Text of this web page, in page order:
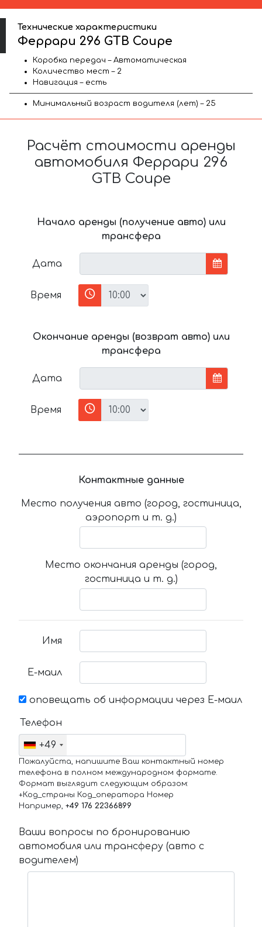
Технические характеристики
Феррари 296 GTB Coupe
Коробка передач – Автоматическая
Количество мест – 2
Навигация – есть
Минимальный возраст водителя (лет) – 25
Расчёт стоимости аренды
автомобиля Феррари 296
GTB Coupe
Начало аренды (получение авто) или
трансфера
Дата
Время
Окончание аренды (возврат авто) или
трансфера
Дата
Время
Контактные данные
Место получения авто (город, гостиница,
аэропорт и т. д.)
Место окончания аренды (город,
гостиница и т. д.)
Имя
Е-маил
оповещать об информации через Е-маил
Телефон
+49
Пожалуйста, напишите Ваш контактный номер
телефона в полном международном формате.
Формат выглядит следующим образом:
+Код_страны Код_оператора Номер
Например, +49 176 22366899
Ваши вопросы по бронированию
автомобиля или трансферу (авто с
водителем)